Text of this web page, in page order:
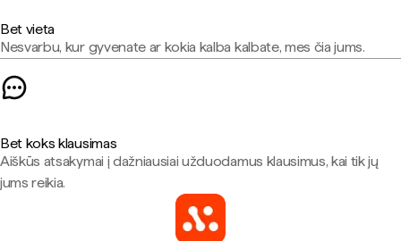
Bet vieta
Nesvarbu, kur gyvenate ar kokia kalba kalbate, mes čia jums.
Bet koks klausimas
Aiškūs atsakymai į dažniausiai užduodamus klausimus, kai tik jų
jums reikia.